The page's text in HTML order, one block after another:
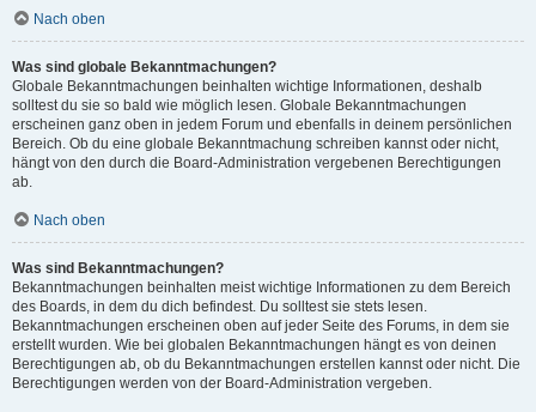
Nach oben
Was sind globale Bekanntmachungen?
Globale Bekanntmachungen beinhalten wichtige Informationen, deshalb
solltest du sie so bald wie möglich lesen. Globale Bekanntmachungen
erscheinen ganz oben in jedem Forum und ebenfalls in deinem persönlichen
Bereich. Ob du eine globale Bekanntmachung schreiben kannst oder nicht,
hängt von den durch die Board-Administration vergebenen Berechtigungen
ab.
Nach oben
Was sind Bekanntmachungen?
Bekanntmachungen beinhalten meist wichtige Informationen zu dem Bereich
des Boards, in dem du dich befindest. Du solltest sie stets lesen.
Bekanntmachungen erscheinen oben auf jeder Seite des Forums, in dem sie
erstellt wurden. Wie bei globalen Bekanntmachungen hängt es von deinen
Berechtigungen ab, ob du Bekanntmachungen erstellen kannst oder nicht. Die
Berechtigungen werden von der Board-Administration vergeben.